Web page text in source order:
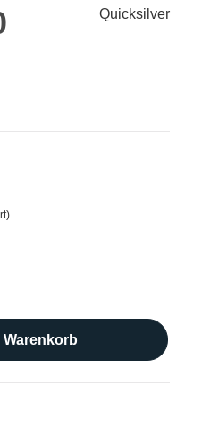
Quicksilver
Warenkorb